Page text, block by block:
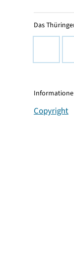
Das
Copyright